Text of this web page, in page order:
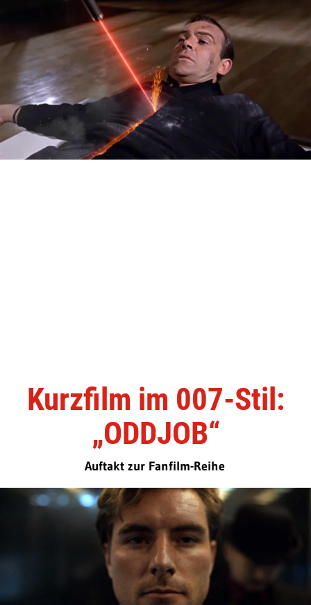
Kurzfilm im 007-Stil:
„ODDJOB“
Auftakt zur Fanfilm-Reihe